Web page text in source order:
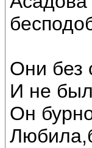
Они без
И не
Он